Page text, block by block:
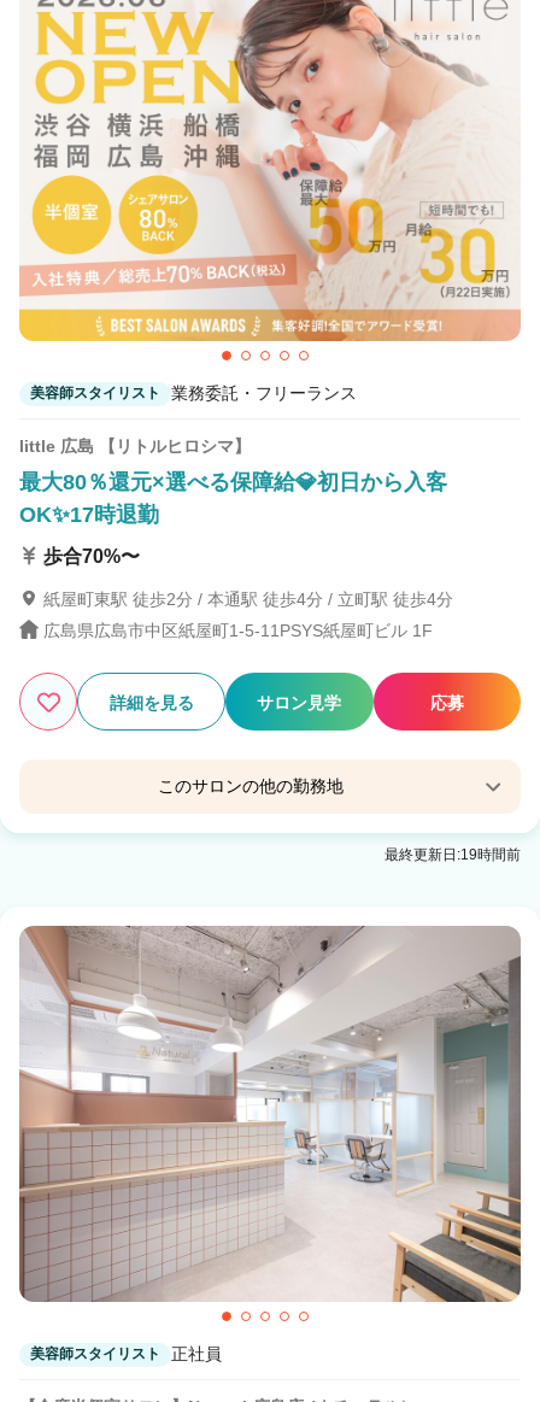
美容師スタイリスト 業務委託・フリーランス
little 広島 【リトルヒロシマ】
最大80％還元×選べる保障給💎初日から入客
OK✨17時退勤
歩合70%〜
紙屋町東駅 徒歩2分 / 本通駅 徒歩4分 / 立町駅 徒歩4分
広島県広島市中区紙屋町1-5-11PSYS紙屋町ビル 1F
詳細を見る サロン見学 応募
このサロンの他の勤務地
little 広島並木通り【リトル ヒロシマナミキドオ
最終更新日:19時間前
美容師スタイリスト 正社員